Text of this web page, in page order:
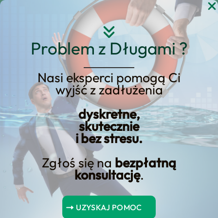
Problem z Długami ?
Nasi eksperci pomogą Ci
wyjść z zadłużenia
dyskretne,
skutecznie
i bez stresu.
Zgłoś się na bezpłatną
konsultację.
UZYSKAJ POMOC
Przejdź
Strona główna
Blog Kredyt123.pl
wynagrodzenia
Minimalne wynagrodzenie
wzrasta: Kto na tym straci?
Ujawnimy, kto może stracić na podwyżce płacy
minimalnej – zaskakujące wnioski mogą zaskoczyć.